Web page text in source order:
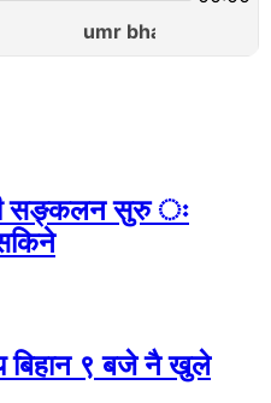
सङ्कलन सुरु ः
बिहान ९ बजे नै खुले